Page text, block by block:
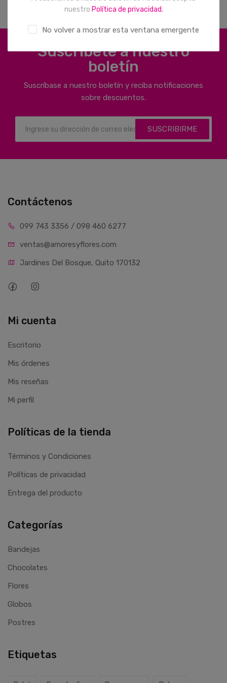
Suscríbete a nuestro
boletín
Suscríbase a nuestro boletín y reciba notificaciones
sobre descuentos.
SUSCRIBIRME
Contáctenos
099 743 3356 / 098 460 6277
ventas@amoresyflores.com
Jardines Del Bosque, Quito 170132
Mi cuenta
Escritorio
Mis órdenes
Mis reseñas
Mi perfil
Políticas de la tienda
Términos y Condiciones
Políticas de privacidad
Entrega del producto
Categorías
Bandejas
Chocolates
Flores
Globos
Postres
Etiquetas
nuestro Política de privacidad.
No volver a mostrar esta ventana emergente